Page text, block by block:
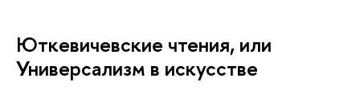
Юткевичевские чтения, или
Универсализм в искусстве